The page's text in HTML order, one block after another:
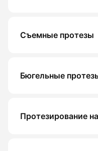
Съемные протезы
Бюгельные
Протезирование